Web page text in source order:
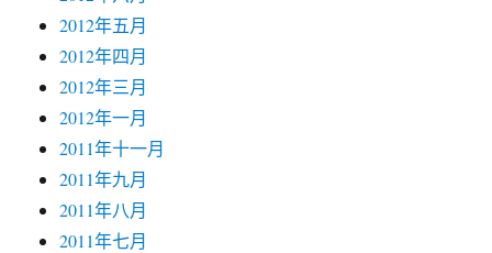
2012年五月
2012年四月
2012年三月
2012年一月
2011年十一月
2011年九月
2011年八月
2011年七月